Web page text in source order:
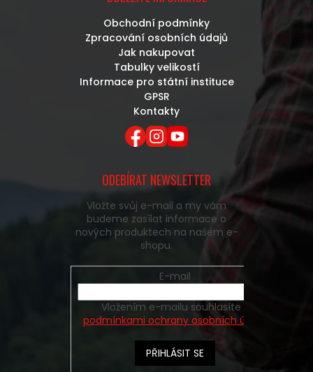
Obchodní podmínky
Zpracování osobních údajů
Jak nakupovat
Tabulky velikostí
Informace pro státní instituce
GPSR
Kontakty
ODEBÍRAT NEWSLETTER
Vložte svůj e-mail a my vám
budeme zasílat informace o
nových produktech na našem e-
shopu.
E-mail
podmínkami ochrany osobních údajů
PŘIHLÁSIT SE